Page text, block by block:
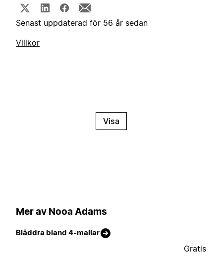
Senast uppdaterad för 56 år sedan
Villkor
Visa
Mer av Nooa Adams
Bläddra bland 4-mallar
Gratis